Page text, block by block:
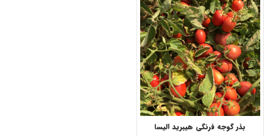
بذر گوجه فرنگی هیبرید الیسا